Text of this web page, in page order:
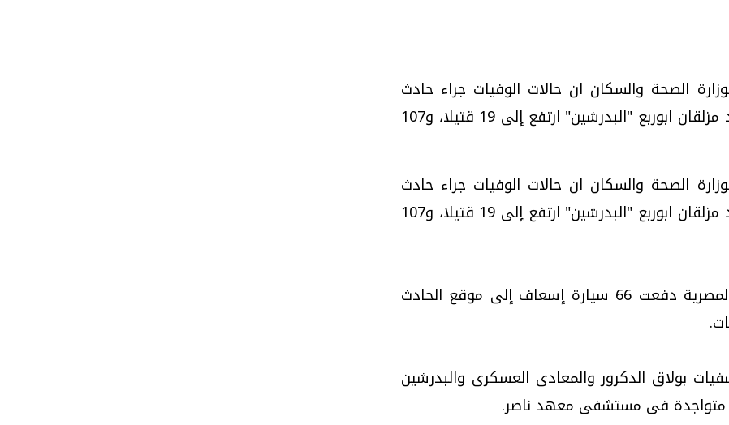
الصحة والسكان ان حالات الوفيات جراء حادث
سقوط عربتين لقطار التجنيد بالحوامدية عند مزلقان ابوربع "البدرشين" ارتفع إلى 19 قتيلا، و107
الصحة والسكان ان حالات الوفيات جراء حادث
سقوط عربتين لقطار التجنيد بالحوامدية عند مزلقان ابوربع "البدرشين" ارتفع إلى 19 قتيلا، و107
وأكد عمر فجر الثلاثاء ان هيئة الاسعاف المصرية دفعت 66 سيارة إسعاف إلى موقع الحادث
بولاق الدكرور والمعادى العسكرى والبدرشين